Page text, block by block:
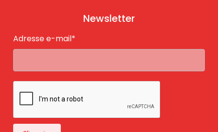
Newsletter
Adresse e-mail*